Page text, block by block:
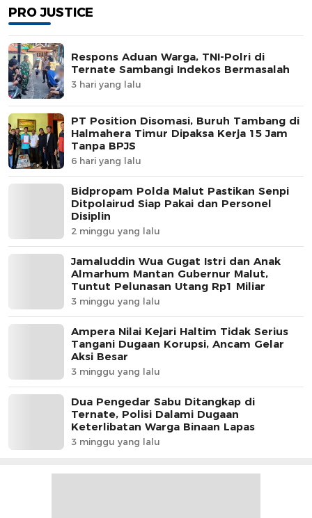
PRO JUSTICE
Respons Aduan Warga, TNI-Polri di
Ternate Sambangi Indekos Bermasalah
3 hari yang lalu
PT Position Disomasi, Buruh Tambang di
Halmahera Timur Dipaksa Kerja 15 Jam
Tanpa BPJS
6 hari yang lalu
Bidpropam Polda Malut Pastikan Senpi
Ditpolairud Siap Pakai dan Personel
Disiplin
2 minggu yang lalu
Jamaluddin Wua Gugat Istri dan Anak
Almarhum Mantan Gubernur Malut,
Tuntut Pelunasan Utang Rp1 Miliar
3 minggu yang lalu
Ampera Nilai Kejari Haltim Tidak Serius
Tangani Dugaan Korupsi, Ancam Gelar
Aksi Besar
3 minggu yang lalu
Dua Pengedar Sabu Ditangkap di
Ternate, Polisi Dalami Dugaan
Keterlibatan Warga Binaan Lapas
3 minggu yang lalu